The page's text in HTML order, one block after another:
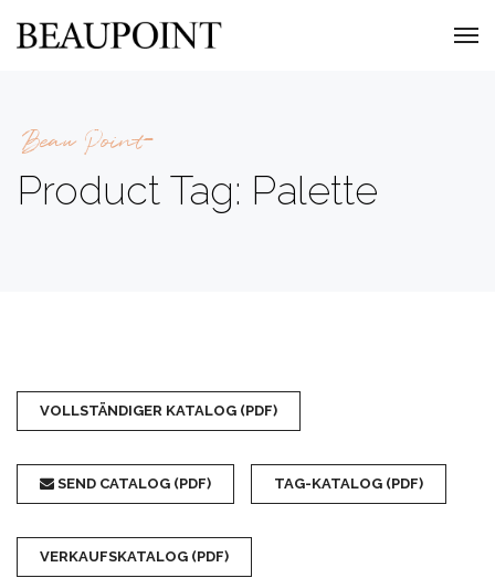
Beau Point
Product Tag: Palette
VOLLSTÄNDIGER KATALOG (PDF)
SEND CATALOG (PDF) TAG-KATALOG (PDF)
VERKAUFSKATALOG (PDF)